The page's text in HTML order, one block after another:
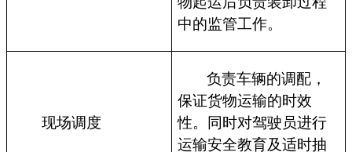
中的监管工作。
现场调度
负责车辆的调配，
保证货物运输的时效
性。同时对驾驶员进行
运输安全教育及适时抽